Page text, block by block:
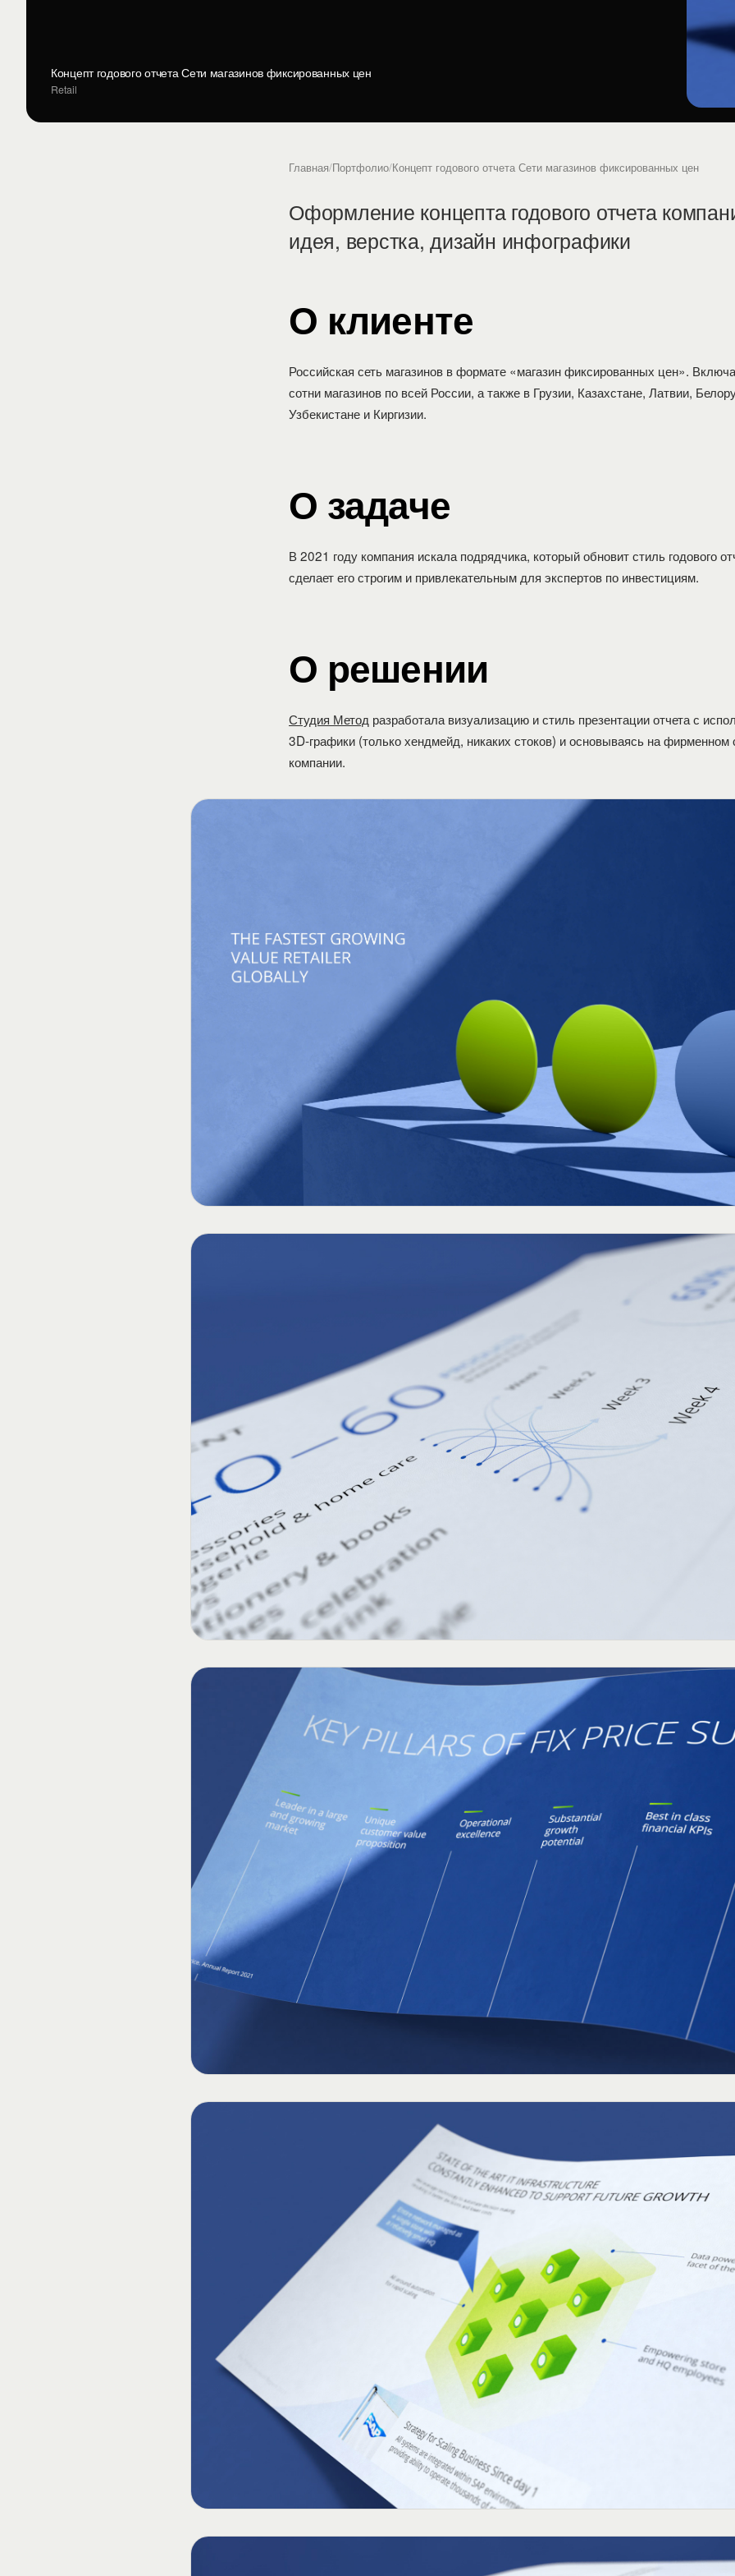
Концепт годового отчета Сети магазинов фиксированных цен
Retail
Главная/Портфолио/Концепт годового отчета Сети магазинов фиксированных цен
Оформление концепта годового отчета
идея, верстка, дизайн инфографики
О клиенте
Российская сеть магазинов в формате «магазин фиксированных цен».
сотни магазинов по всей России, а также в Грузии, Казахстане, Латвии,
Узбекистане и Киргизии.
О задаче
В 2021 году компания искала подрядчика, который обновит стиль годового
сделает его строгим и привлекательным для экспертов по инвестициям.
О решении
Студия Метод разработала визуализацию и стиль презентации отчета с
3D-графики (только хендмейд, никаких стоков) и основываясь на фирменном
компании.